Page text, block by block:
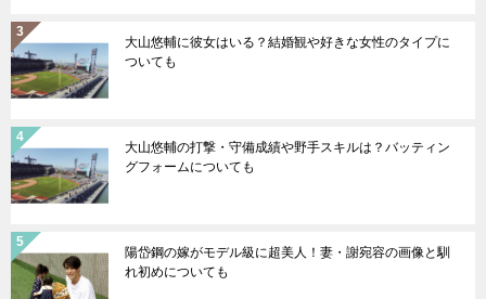
大山悠輔に彼女はいる？結婚観や好きな女性のタイプに
ついても
大山悠輔の打撃・守備成績や野手スキルは？バッティン
グフォームについても
陽岱鋼の嫁がモデル級に超美人！妻・謝宛容の画像と馴
れ初めについても